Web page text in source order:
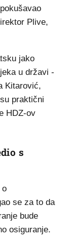
Plive,
jako
u državi -
Kitarović,
praktični
HDZ-ov
s
o
se za to da
bude
osiguranje.